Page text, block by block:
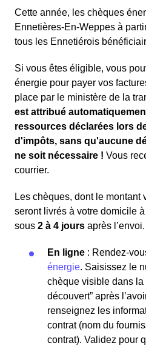
Cette année, les chèques
Ennetières-En-Weppes à
tous les Ennetiérois
Si vous êtes éligible, vous
énergie pour payer vos
place par le ministère de la
est attribué
ressources déclarées lors
d'impôts, sans qu'aucune
ne soit nécessaire ! Vous
courrier.
Les chèques, dont le montant
seront livrés à votre domicile
sous 2 à 4 jours après l’envoi.
En ligne : Rendez-
énergie. Saisissez le
chèque visible dans la
découvert” après
renseignez les
contrat (nom du
contrat). Validez pour